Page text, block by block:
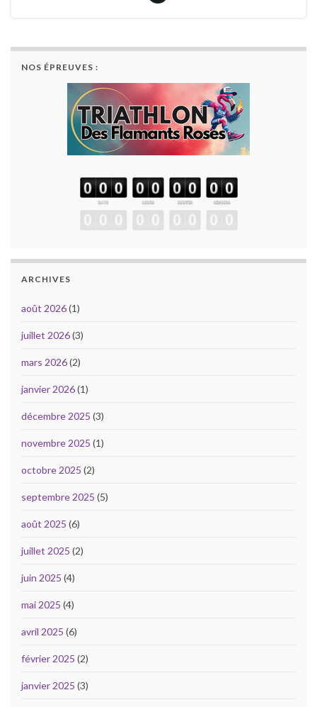
NOS ÉPREUVES :
ARCHIVES
août 2026(1)
juillet 2026(3)
mars 2026(2)
janvier 2026(1)
décembre 2025 (3)
novembre 2025 (1)
octobre 2025 (2)
septembre 2025 (5)
août 2025 (6)
juillet 2025 (2)
juin 2025 (4)
mai 2025 (4)
avril 2025 (6)
février 2025 (2)
janvier 2025 (3)